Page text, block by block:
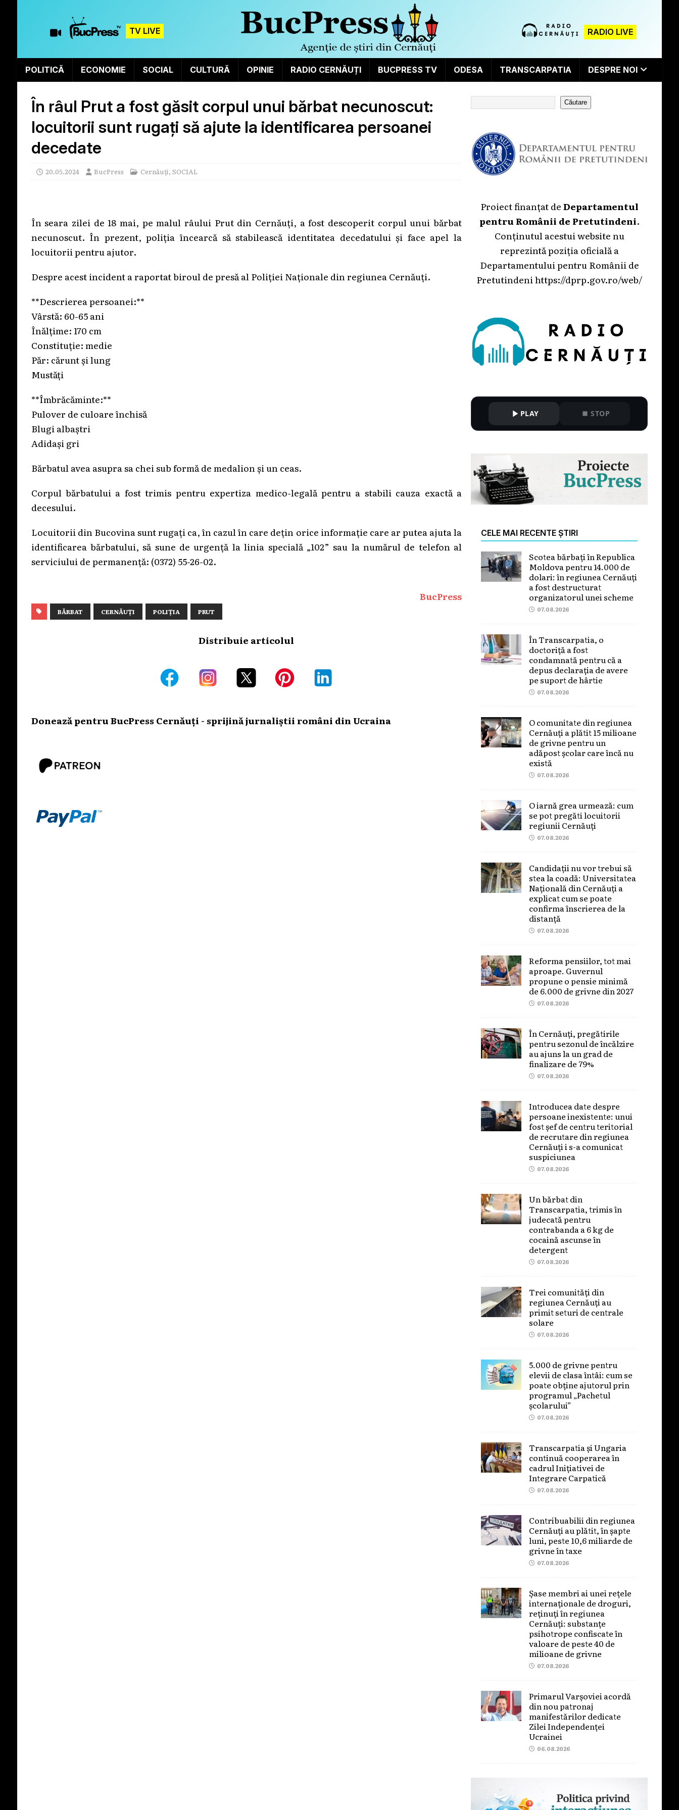
TV LIVE RADIO LIVE
POLITICĂ ECONOMIE SOCIAL CULTURĂ OPINIE RADIO CERNĂUȚI BUCPRESS TV ODESA TRANSCARPATIA DESPRE NOI
În râul Prut a fost găsit corpul unui bărbat necunoscut:
locuitorii sunt rugați să ajute la identificarea persoanei
decedate
20.05.2024 BucPress Cernăuți, SOCIAL
În seara zilei de 18 mai, pe malul râului Prut din Cernăuți, a fost descoperit corpul unui bărbat
necunoscut. În prezent, poliția încearcă să stabilească identitatea decedatului și face apel la
locuitorii pentru ajutor.
Despre acest incident a raportat biroul de presă al Poliției Naționale din regiunea Cernăuți.
**Descrierea persoanei:**
Vârstă: 60-65 ani
Înălțime: 170 cm
Constituție: medie
Păr: cărunt și lung
Mustăți
**Îmbrăcăminte:**
Pulover de culoare închisă
Blugi albaștri
Adidași gri
Bărbatul avea asupra sa chei sub formă de medalion și un ceas.
Corpul bărbatului a fost trimis pentru expertiza medico-legală pentru a stabili cauza exactă a
decesului.
Locuitorii din Bucovina sunt rugați ca, în cazul în care dețin orice informație care ar putea ajuta la
identificarea bărbatului, să sune de urgență la linia specială „102” sau la numărul de telefon al
serviciului de permanență: (0372) 55-26-02.
BucPress
BĂRBAT CERNĂUȚI POLIȚIA PRUT
Distribuie articolul
Donează pentru BucPress Cernăuți - sprijină jurnaliștii români din Ucraina
Căutare
Proiect finanțat deDepartamentul
pentru Românii de Pretutindeni.
Conținutul acestui website nu
reprezintă poziția oficială a
Departamentului pentru Românii de
Pretutindenihttps://dprp.gov.ro/web/
PLAY STOP
CELE MAI RECENTE ȘTIRI
Scotea bărbați în Republica
Moldova pentru 14.000 de
dolari: în regiunea Cernăuți
a fost destructurat
organizatorul unei scheme
07.08.2026
În Transcarpatia, o
doctoriță a fost
condamnată pentru că a
depus declarația de avere
pe suport de hârtie
07.08.2026
O comunitate din regiunea
Cernăuți a plătit 15 milioane
de grivne pentru un
adăpost școlar care încă nu
există
07.08.2026
O iarnă grea urmează: cum
se pot pregăti locuitorii
regiunii Cernăuți
07.08.2026
Candidații nu vor trebui să
stea la coadă: Universitatea
Națională din Cernăuți a
explicat cum se poate
confirma înscrierea de la
distanță
07.08.2026
Reforma pensiilor, tot mai
aproape. Guvernul
propune o pensie minimă
de 6.000 de grivne din 2027
07.08.2026
În Cernăuți, pregătirile
pentru sezonul de încălzire
au ajuns la un grad de
finalizare de 79%
07.08.2026
Introducea date despre
persoane inexistente: unui
fost șef de centru teritorial
de recrutare din regiunea
Cernăuți i s-a comunicat
suspiciunea
07.08.2026
Un bărbat din
Transcarpatia, trimis în
judecată pentru
contrabanda a 6 kg de
cocaină ascunse în
detergent
07.08.2026
Trei comunități din
regiunea Cernăuți au
primit seturi de centrale
solare
07.08.2026
5.000 de grivne pentru
elevii de clasa întâi: cum se
poate obține ajutorul prin
programul „Pachetul
școlarului”
07.08.2026
Transcarpatia și Ungaria
continuă cooperarea în
cadrul Inițiativei de
Integrare Carpatică
07.08.2026
Contribuabilii din regiunea
Cernăuți au plătit, în șapte
luni, peste 10,6 miliarde de
grivne în taxe
07.08.2026
Șase membri ai unei rețele
internaționale de droguri,
reținuți în regiunea
Cernăuți: substanțe
psihotrope confiscate în
valoare de peste 40 de
milioane de grivne
07.08.2026
Primarul Varșoviei acordă
din nou patronaj
manifestărilor dedicate
Zilei Independenței
Ucrainei
06.08.2026